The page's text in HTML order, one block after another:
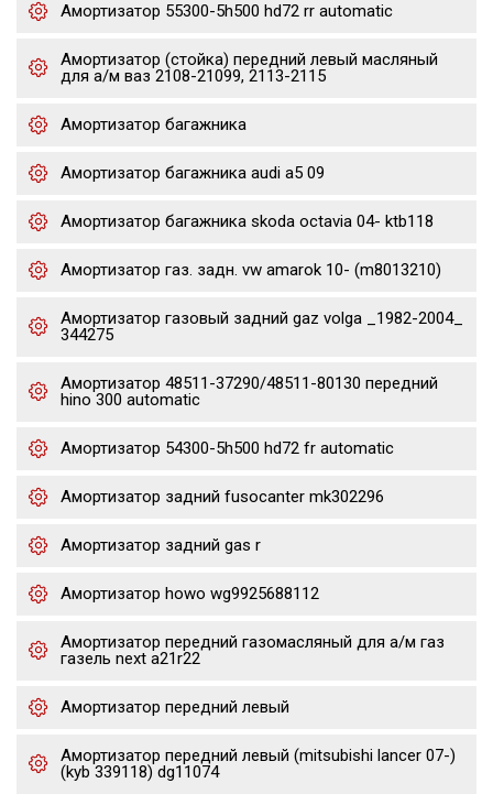
Амортизатор 55300-5h500 hd72 rr automatic
Амортизатор (стойка) передний левый масляный
для а/м ваз 2108-21099, 2113-2115
Амортизатор багажника
Амортизатор багажника audi a5 09
Амортизатор багажника skoda octavia 04- ktb118
Амортизатор газ. задн. vw amarok 10- (m8013210)
Амортизатор газовый задний gaz volga _1982-2004_
344275
Амортизатор 48511-37290/48511-80130 передний
hino 300 automatic
Амортизатор 54300-5h500 hd72 fr automatic
Амортизатор задний fusocanter mk302296
Амортизатор задний gas r
Амортизатор howo wg9925688112
Амортизатор передний газомасляный для а/м газ
газель next a21r22
Амортизатор передний левый
Амортизатор передний левый (mitsubishi lancer 07-)
(kyb 339118) dg11074